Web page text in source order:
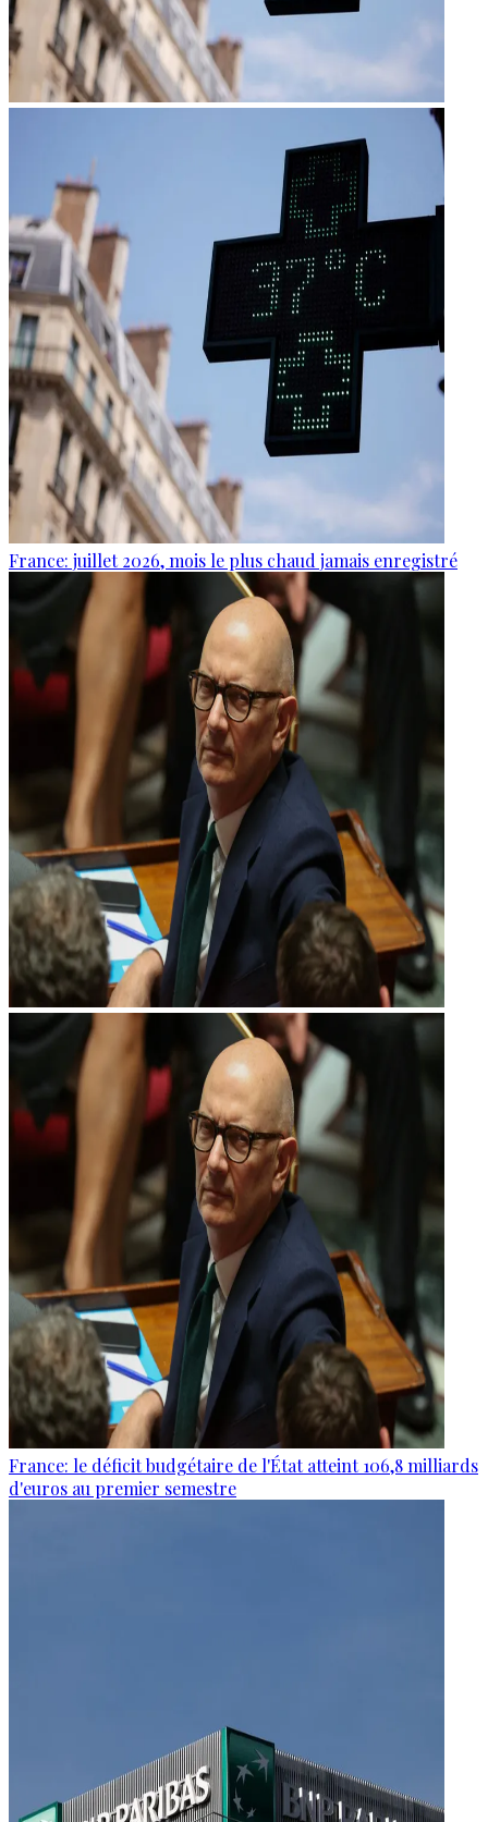
France: juillet 2026, mois le plus chaud jamais enregistré
France: le déficit budgétaire de l'État atteint 106,8 milliards
d'euros au premier semestre